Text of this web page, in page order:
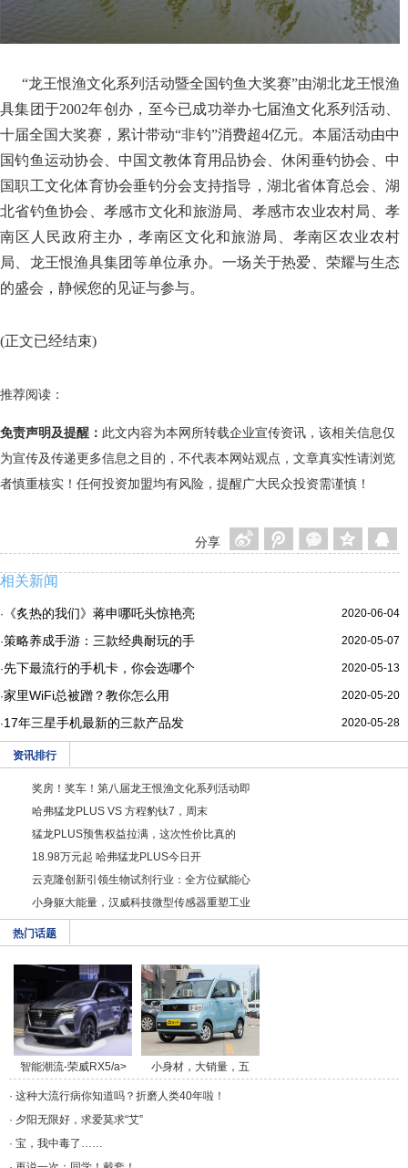
“龙王恨渔文化系列活动暨全国钓鱼大奖赛”由湖北龙王恨渔
具集团于2002年创办，至今已成功举办七届渔文化系列活动、
十届全国大奖赛，累计带动“非钓”消费超4亿元。本届活动由中
国钓鱼运动协会、中国文教体育用品协会、休闲垂钓协会、中
国职工文化体育协会垂钓分会支持指导，湖北省体育总会、湖
北省钓鱼协会、孝感市文化和旅游局、孝感市农业农村局、孝
南区人民政府主办，孝南区文化和旅游局、孝南区农业农村
局、龙王恨渔具集团等单位承办。一场关于热爱、荣耀与生态
的盛会，静候您的见证与参与。
(正文已经结束)
推荐阅读：
免责声明及提醒： 此文内容为本网所转载企业宣传资讯，该相关信息仅
为宣传及传递更多信息之目的，不代表本网站观点，文章真实性请浏览
者慎重核实！任何投资加盟均有风险，提醒广大民众投资需谨慎！
分享
相关新闻
2020-06-04
· 《炙热的我们》蒋申哪吒头惊艳亮
2020-05-07
·策略养成手游：三款经典耐玩的手
2020-05-13
·先下最流行的手机卡，你会选哪个
2020-05-20
·家里WiFi总被蹭？教你怎么用
2020-05-28
·17年三星手机最新的三款产品发
资讯排行
奖房！奖车！第八届龙王恨渔文化系列活动即
哈弗猛龙PLUS VS 方程豹钛7，周末
猛龙PLUS预售权益拉满，这次性价比真的
18.98万元起 哈弗猛龙PLUS今日开
云克隆创新引领生物试剂行业：全方位赋能心
小身躯大能量，汉威科技微型传感器重塑工业
热门话题
智能潮流-荣威RX5/a>
小身材，大销量，五
菱/a>
· 这种大流行病你知道吗？折磨人类40年啦！
· 夕阳无限好，求爱莫求“艾”
· 宝，我中毒了……